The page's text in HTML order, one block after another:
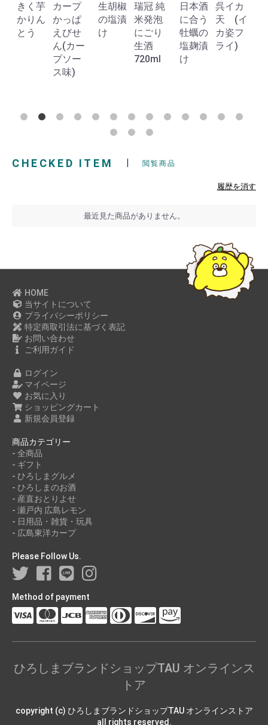
カープ
かっぱ
えびせ
生胡椒
の塩漬
け
瑞冠 純
米発泡
にごり
日本酒
に合う
牡蠣の
塩麹漬
け
呉イカ
天 (イ
カ姿フ
ライ)
レモン
チェッ
ロ 瀬戸
田産無
CHECKED ITEM 閲覧商品
履歴を消す
最近見た商品がありません。
HOME
当サイトについて
プライバシーポリシー
特定商取引法に基づく表記
お問い合わせ
ご利用ガイド
ログイン
マイページ
お気に入り
ショッピングカート
新規会員登録
商品カテゴリー
- 全商品
- ギフト
- ひろしまグルメ
- ひろしまのお酒
- 産直おとりよせ
- 瀬戸内 広島レモン
- 日用品・雑貨・玩具
- 広島東洋カープ
Please Follow Us.
Method of payment
ひろしまブランドショップTAU オンラインス
トア
copyright (c) ひろしまブランドショップTAU オンラインストア
all rights reserved.